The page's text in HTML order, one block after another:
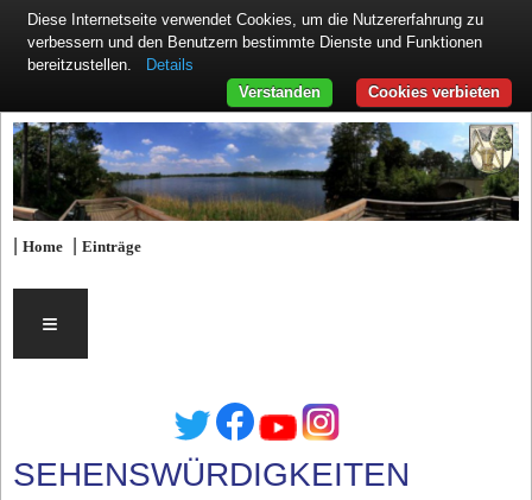
|Home |Einträge
≡
SEHENSWÜRDIGKEITEN
Diese Internetseite verwendet Cookies, um die Nutzererfahrung zu
verbessern und den Benutzern bestimmte Dienste und Funktionen
bereitzustellen.
Details
Cookies verbieten
Verstanden